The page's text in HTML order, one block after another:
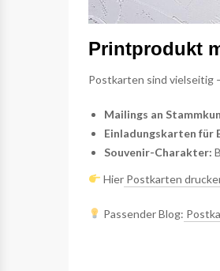
Printprodukt
Postkarten sind vielseitig
Mailings an
Einladungskarten für
Souvenir-Charakter:
Hier Postkarten
Passender Blog: